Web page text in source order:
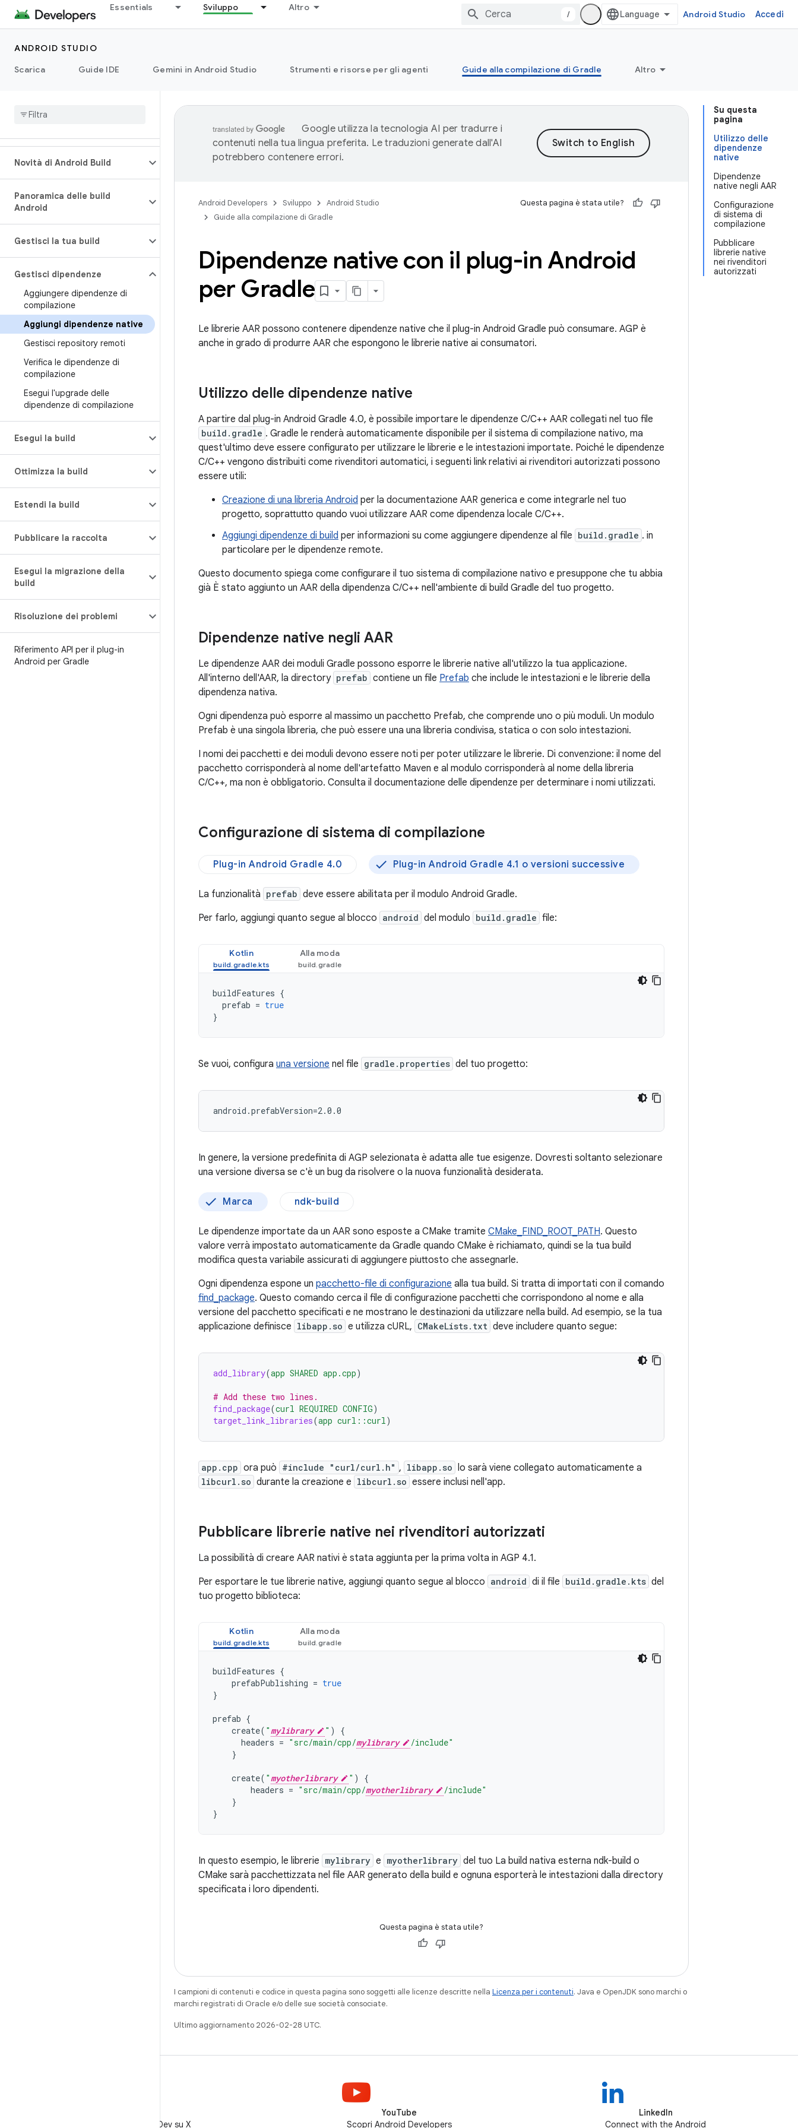
Essentials Sviluppo Altro
/ Android Studio Accedi
ANDROID STUDIO
Scarica
Guide IDE Gemini in Android Studio Strumenti e risorse per gli agenti Guide alla compilazione di Gradle Altro
Novità di Android Build
Panoramica delle build
Android
Gestisci la tua build
Gestisci dipendenze
Aggiungere dipendenze di
compilazione
Aggiungi dipendenze native
Gestisci repository remoti
Verifica le dipendenze di
compilazione
Esegui l'upgrade delle
dipendenze di compilazione
Esegui la build
Ottimizza la build
Estendi la build
Pubblicare la raccolta
Esegui la migrazione della
build
Risoluzione dei problemi
Riferimento API per il plug-in
Android per Gradle
Su questa
pagina
Utilizzo delle
dipendenze
native
Dipendenze
native negli AAR
Configurazione
di sistema di
compilazione
Pubblicare
librerie native
nei rivenditori
autorizzati
Google utilizza la tecnologia AI per tradurre i
contenuti nella tua lingua preferita. Le traduzioni generate dall'AI
potrebbero contenere errori.
Android Developers Sviluppo
Android Studio
Guide alla compilazione di Gradle
Questa pagina è stata utile?
Dipendenze native con il plug-in Android
per Gradle
Le librerie AAR possono contenere dipendenze native che il plug-in Android Gradle può consumare. AGP è
anche in grado di produrre AAR che espongono le librerie native ai consumatori.
Utilizzo delle dipendenze native
A partire dal plug-in Android Gradle 4.0, è possibile importare le dipendenze C/C++ AAR collegati nel tuo file
build.gradle . Gradle le renderà automaticamente disponibile per il sistema di compilazione nativo, ma
quest'ultimo deve essere configurato per utilizzare le librerie e le intestazioni importate. Poiché le dipendenze
C/C++ vengono distribuiti come rivenditori automatici, i seguenti link relativi ai rivenditori autorizzati possono
essere utili:
Creazione di una libreria Android per la documentazione AAR generica e come integrarle nel tuo
progetto, soprattutto quando vuoi utilizzare AAR come dipendenza locale C/C++.
Aggiungi dipendenze di build per informazioni su come aggiungere dipendenze al file build.gradle . in
particolare per le dipendenze remote.
Questo documento spiega come configurare il tuo sistema di compilazione nativo e presuppone che tu abbia
già È stato aggiunto un AAR della dipendenza C/C++ nell'ambiente di build Gradle del tuo progetto.
Dipendenze native negli AAR
Le dipendenze AAR dei moduli Gradle possono esporre le librerie native all'utilizzo la tua applicazione.
All'interno dell'AAR, la directory prefab contiene un file Prefab che include le intestazioni e le librerie della
dipendenza nativa.
Ogni dipendenza può esporre al massimo un pacchetto Prefab, che comprende uno o più moduli. Un modulo
Prefab è una singola libreria, che può essere una una libreria condivisa, statica o con solo intestazioni.
I nomi dei pacchetti e dei moduli devono essere noti per poter utilizzare le librerie. Di convenzione: il nome del
pacchetto corrisponderà al nome dell'artefatto Maven e al modulo corrisponderà al nome della libreria
C/C++, ma non è obbligatorio. Consulta il documentazione delle dipendenze per determinare i nomi utilizzati.
Configurazione di sistema di compilazione
Plug-in Android Gradle 4.0 Plug-in Android Gradle 4.1 o versioni successive
La funzionalità prefab deve essere abilitata per il modulo Android Gradle.
Per farlo, aggiungi quanto segue al blocco android del modulo build.gradle file:
Kotlin Alla moda
buildFeatures {
prefab = true
}
Se vuoi, configura una versione nel file gradle.properties del tuo progetto:
In genere, la versione predefinita di AGP selezionata è adatta alle tue esigenze. Dovresti soltanto selezionare
una versione diversa se c'è un bug da risolvere o la nuova funzionalità desiderata.
Marca ndk-build
Le dipendenze importate da un AAR sono esposte a CMake tramite CMake_FIND_ROOT_PATH. Questo
valore verrà impostato automaticamente da Gradle quando CMake è richiamato, quindi se la tua build
modifica questa variabile assicurati di aggiungere piuttosto che assegnarle.
Ogni dipendenza espone un pacchetto-file di configurazione alla tua build. Si tratta di importati con il comando
find_package. Questo comando cerca il file di configurazione pacchetti che corrispondono al nome e alla
versione del pacchetto specificati e ne mostrano le destinazioni da utilizzare nella build. Ad esempio, se la tua
applicazione definisce libapp.so e utilizza cURL, CMakeLists.txt deve includere quanto segue:
add_library(app SHARED app.cpp)
# Add these two lines.
find_package(curl REQUIRED CONFIG)
target_link_libraries(app curl::curl)
app.cpp ora può #include "curl/curl.h" , libapp.so lo sarà viene collegato automaticamente a
libcurl.so durante la creazione e libcurl.so essere inclusi nell'app.
Pubblicare librerie native nei rivenditori autorizzati
La possibilità di creare AAR nativi è stata aggiunta per la prima volta in AGP 4.1.
Per esportare le tue librerie native, aggiungi quanto segue al blocco android di il file build.gradle.kts del
tuo progetto biblioteca:
Kotlin Alla moda
buildFeatures {
prefabPublishing = true
}
prefab {
create( "mylibrary " )
{
headers = "src/main/cpp/mylibrary
/include"
}
create( "myotherlibrary " )
{
headers = "src/main/cpp/myotherlibrary
/include"
}
}
In questo esempio, le librerie mylibrary e myotherlibrary del tuo La build nativa esterna ndk-build o
CMake sarà pacchettizzata nel file AAR generato della build e ognuna esporterà le intestazioni dalla directory
specificata i loro dipendenti.
Questa pagina è stata utile?
I campioni di contenuti e codice in questa pagina sono soggetti alle licenze descritte nella Licenza per i contenuti. Java e OpenJDK sono marchi o
marchi registrati di Oracle e/o delle sue società consociate.
Ultimo aggiornamento 2026-02-28 UTC.
Segui @AndroidDev su X
YouTube
Scopri Android Developers
LinkedIn
Connect with the Android